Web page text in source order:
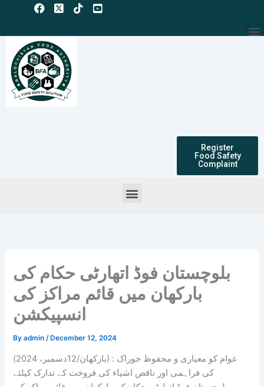
content
Register
Food Safety
Complaint
Menu
بلوچستان فوڈ اتھارٹی حکام کی
بارکھان میں قائم مراکز کی
انسپیکشن
Byadmin /December 12, 2024
(بارکھان/12دسمبر، 2024) : عوام کو معیاری و محفوظ خوراک
کی فراہمی اور ناقص اشیاء کی فروخت کے تدارک کیلئے